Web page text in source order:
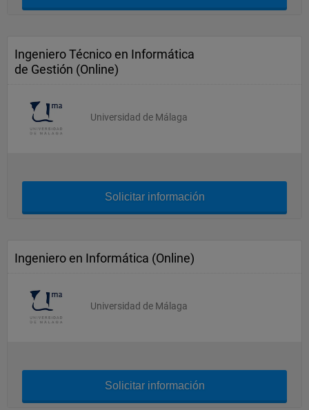
Ingeniero Técnico en Informática
de Gestión (Online)
Universidad de Málaga
Solicitar información
Ingeniero en Informática (Online)
Universidad de Málaga
Solicitar información